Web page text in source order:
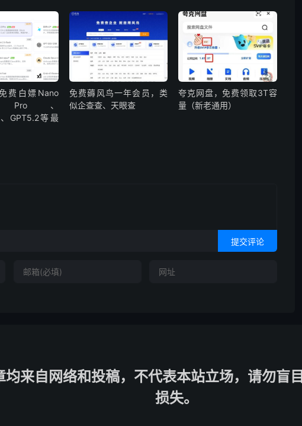
费白嫖Nano
Pro、
GPT5.2等最
免费薅风鸟一年会员，类
似企查查、天眼查
夸克网盘，免费领取3T容
量（新老通用）
提交评论
来自网络和投稿，不代表本站立场，请勿盲
损失。